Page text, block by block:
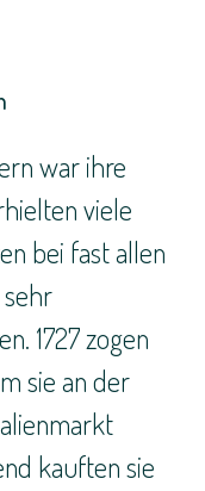
war ihre
viele
bei fast allen
1727 zogen
sie an der
kauften sie